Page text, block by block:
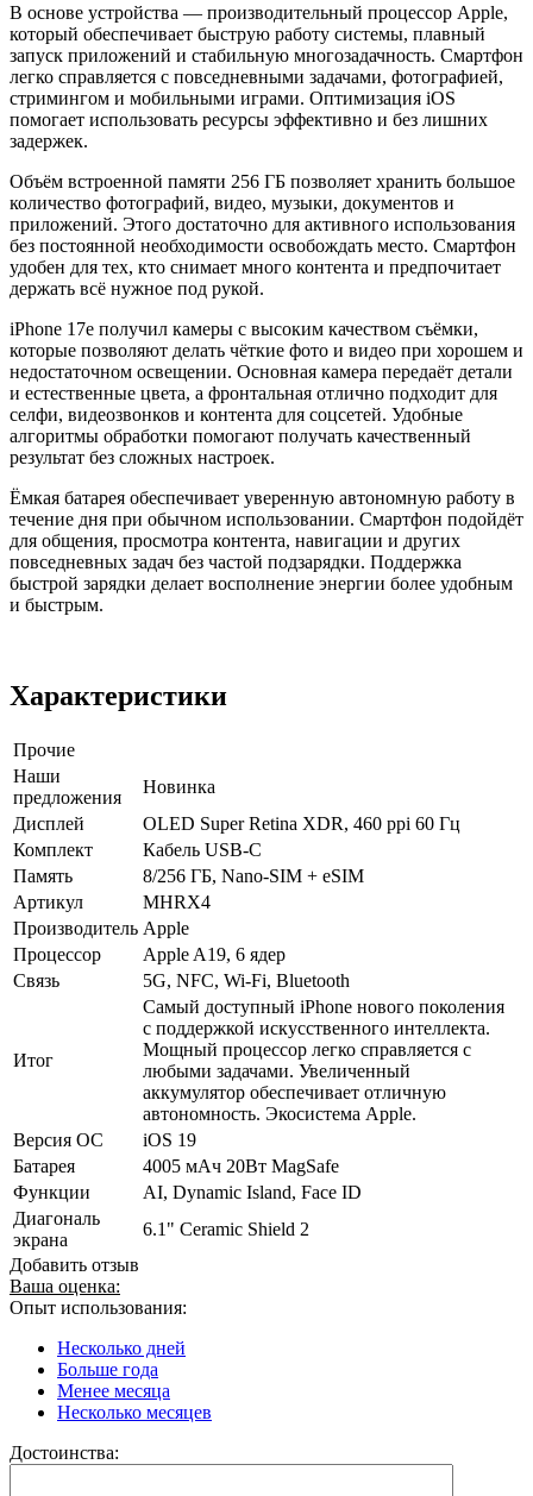
В основе устройства — производительный процессор Apple,
который обеспечивает быструю работу системы, плавный
запуск приложений и стабильную многозадачность. Смартфон
легко справляется с повседневными задачами, фотографией,
стримингом и мобильными играми. Оптимизация iOS
помогает использовать ресурсы эффективно и без лишних
задержек.
Объём встроенной памяти 256 ГБ позволяет хранить большое
количество фотографий, видео, музыки, документов и
приложений. Этого достаточно для активного использования
без постоянной необходимости освобождать место. Смартфон
удобен для тех, кто снимает много контента и предпочитает
держать всё нужное под рукой.
iPhone 17e получил камеры с высоким качеством съёмки,
которые позволяют делать чёткие фото и видео при хорошем и
недостаточном освещении. Основная камера передаёт детали
и естественные цвета, а фронтальная отлично подходит для
селфи, видеозвонков и контента для соцсетей. Удобные
алгоритмы обработки помогают получать качественный
результат без сложных настроек.
Ёмкая батарея обеспечивает уверенную автономную работу в
течение дня при обычном использовании. Смартфон подойдёт
для общения, просмотра контента, навигации и других
повседневных задач без частой подзарядки. Поддержка
быстрой зарядки делает восполнение энергии более удобным
и быстрым.
Характеристики
Прочие
Наши
предложения
Новинка
Дисплей
OLED Super Retina XDR, 460 ppi 60 Гц
Комплект
Кабель USB-C
Память
8/256 ГБ, Nano-SIM + eSIM
Артикул
MHRX4
Производитель Apple
Процессор
Apple A19, 6 ядер
Связь
5G, NFC, Wi-Fi, Bluetooth
Итог
Самый доступный iPhone нового поколения
с поддержкой искусственного интеллекта.
Мощный процессор легко справляется с
любыми задачами. Увеличенный
аккумулятор обеспечивает отличную
автономность. Экосистема Apple.
Версия ОС
iOS 19
Батарея
4005 мАч 20Вт MagSafe
Функции
AI, Dynamic Island, Face ID
Диагональ
экрана
6.1" Ceramic Shield 2
Добавить отзыв
Ваша оценка:
Опыт использования:
Несколько дней
Больше года
Менее месяца
Несколько месяцев
Достоинства: